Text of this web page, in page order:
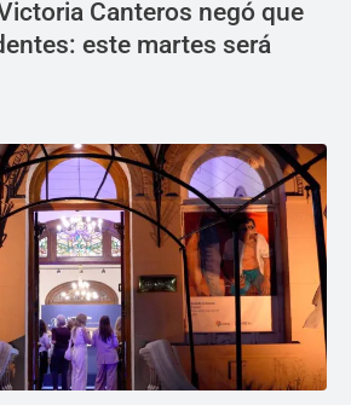
Canteros negó que
este martes será